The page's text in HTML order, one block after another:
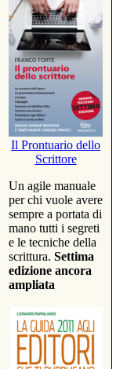
Il Prontuario dello
Scrittore
Un agile manuale
per chi vuole avere
sempre a portata di
mano tutti i segreti
e le tecniche della
scrittura. Settima
edizione ancora
ampliata